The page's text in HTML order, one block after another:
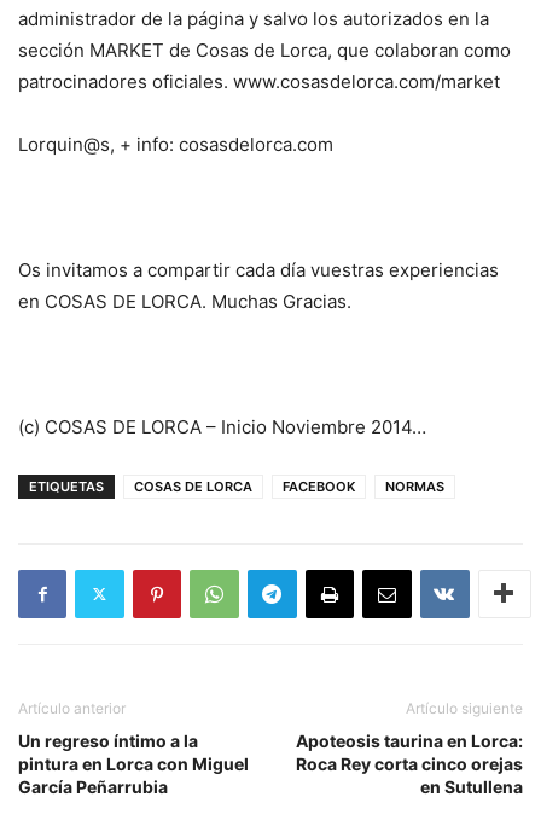
administrador de la página y salvo los autorizados en la
sección MARKET de Cosas de Lorca, que colaboran como
patrocinadores oficiales. www.cosasdelorca.com/market
Lorquin@s, + info: cosasdelorca.com
Os invitamos a compartir cada día vuestras experiencias
en COSAS DE LORCA. Muchas Gracias.
(c) COSAS DE LORCA – Inicio Noviembre 2014…
ETIQUETAS COSAS DE LORCA FACEBOOK NORMAS
Artículo anterior
Un regreso íntimo a la
pintura en Lorca con Miguel
García Peñarrubia
Artículo siguiente
Apoteosis taurina en Lorca:
Roca Rey corta cinco orejas
en Sutullena